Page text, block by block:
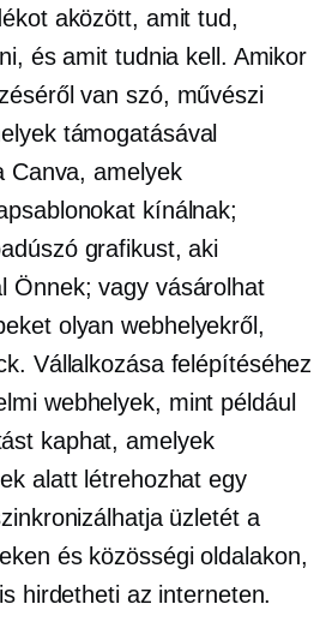
aközött, amit tud,
és amit tudnia kell. Amikor
van szó, művészi
támogatásával
Canva, amelyek
kínálnak;
grafikust, aki
Önnek; vagy vásárolhat
olyan webhelyekről,
Vállalkozása felépítéséhez
webhelyek, mint például
kaphat, amelyek
alatt létrehozhat egy
üzletét a
és közösségi oldalakon,
hirdetheti az interneten.